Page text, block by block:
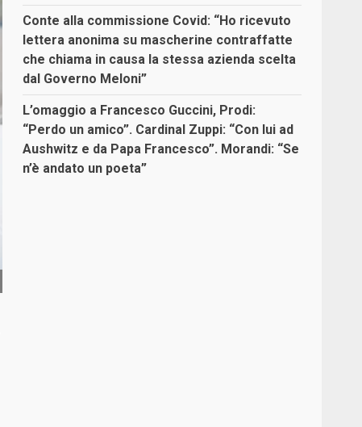
Conte alla commissione Covid: “Ho ricevuto
lettera anonima su mascherine contraffatte
che chiama in causa la stessa azienda scelta
dal Governo Meloni”
L’omaggio a Francesco Guccini, Prodi:
“Perdo un amico”. Cardinal Zuppi: “Con lui ad
Aushwitz e da Papa Francesco”. Morandi: “Se
n’è andato un poeta”